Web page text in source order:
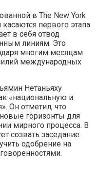
в The New York
первого этапа
в себя отвод
линиям. Это
многим месяцам
международных
Нетаньяху
«национальную и
Он отметил, что
горизонты для
мирного процесса. В
созвать заседание
одобрение на